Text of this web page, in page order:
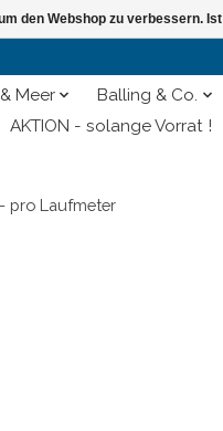
Meer Balling & Co.
AKTION - solange Vorrat !
pro Laufmeter
den Webshop zu verbessern.